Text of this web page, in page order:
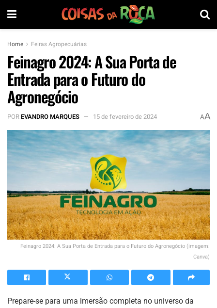
Home Feiras Agropecuárias
Feinagro 2024: A Sua Porta de
Entrada para o Futuro do
Agronegócio
POREVANDRO MARQUES 15 de fevereiro de 2024 AA
Feinagro 2024: A Sua Porta de Entrada para o Futuro do Agronegócio (imagem:
Canva)
Prepare-se para uma imersão completa no universo da